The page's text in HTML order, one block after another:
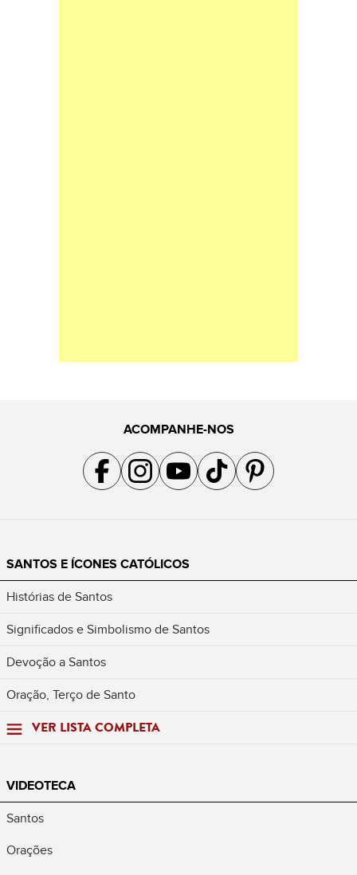
ACOMPANHE-NOS
Acompanhe a gente no Facebook
Acompanhe a gente no Instagram
Acompanhe a gente no YouTube
Acompanhe a gente no TikTok
Acompanhe a gente no
SANTOS E ÍCONES CATÓLICOS
Histórias de Santos
Significados e Simbolismo de Santos
Devoção a Santos
Oração, Terço de Santo
VER LISTA COMPLETA
VIDEOTECA
Santos
Orações